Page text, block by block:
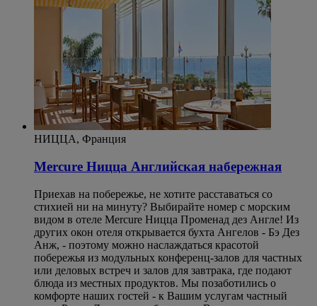
НИЦЦА, Франция
Mercure Ницца Английская набережная
Приехав на побережье, не хотите расставаться со
стихией ни на минуту? Выбирайте номер с морским
видом в отеле Mercure Ницца Променад дез Англе! Из
других окон отеля открывается бухта Ангелов - Бэ Дез
Анж, - поэтому можно наслаждаться красотой
побережья из модульных конференц-залов для частных
или деловых встреч и залов для завтрака, где подают
блюда из местных продуктов. Мы позаботились о
комфорте наших гостей - к Вашим услугам частный